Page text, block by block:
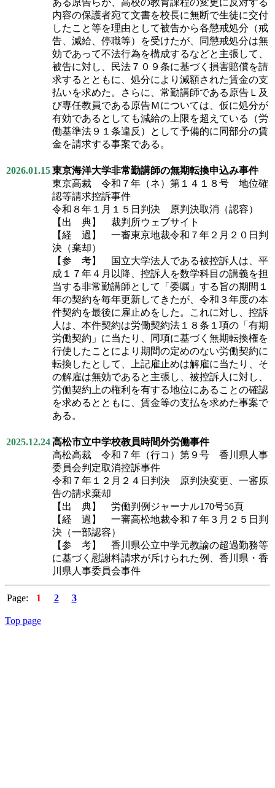
内容の保護者宛て文書を校長に無断で生徒に交付
したこと等を理由として被告から各懲戒処分（戒
告、減給、停職等）を受けたが、同懲戒処分は無
効であって不法行為を構成するなどと主張して、
被告に対し、民法７０９条に基づく損害賠償を請
求するとともに、処分により減額された賃金の支
払いを求めた。さらに、常勤講師である原告Ｌ及
び専任教員である原告Ｍについては、仮に処分が
有効であるとしても減給の上限を超えている（労
働基準法９１条違反）として予備的に同部分の賃
金を請求する事案である。
2026.01.15東京海洋大学非常勤講師の無期転換申込み事件
東京高裁 令和７年（ネ）第１４１８号 地位確
認等請求控訴事件
令和８年１月１５日判決 原判決取消（認容）
【出 典】 裁判所ウェブサイト
【経 過】 一審東京地裁令和７年２月２０日判
決（棄却）
【参 考】 国立大学法人である被控訴人は、平
成１７年４月以降、控訴人を数学科目の講義を担
当する非常勤講師として「委嘱」する旨の期間１
年の契約を毎年更新してきたが、令和３年度の本
件契約を最後に雇止めをした。これに対し、控訴
人は、本件契約は労働契約法１８条１項の「有期
労働契約」に当たり、同項に基づく無期転換権を
行使したことにより期間の定めのない労働契約に
転換したとして、上記雇止めは解雇に当たり、そ
の解雇は無効であると主張し、被控訴人に対し、
労働契約上の権利を有する地位にあることの確認
を求めるとともに、賃金等の支払を求めた事案で
ある。
2025.12.24高松市立中学校教員時間外労働事件
高松高裁 令和７年（行コ）第９号 香川県人事
委員会判定取消控訴事件
令和７年１２月２４日判決 原判決変更、一審原
告の請求棄却
【出 典】 労働判例ジャーナル170号56頁
【経 過】 一審高松地裁令和７年３月２５日判
決（一部認容）
【参 考】 香川県公立中学元教諭の超過勤務等
に基づく慰謝料請求が斥けられた例、香川県・香
川県人事委員会事件
Page: 1 2 3
Top page